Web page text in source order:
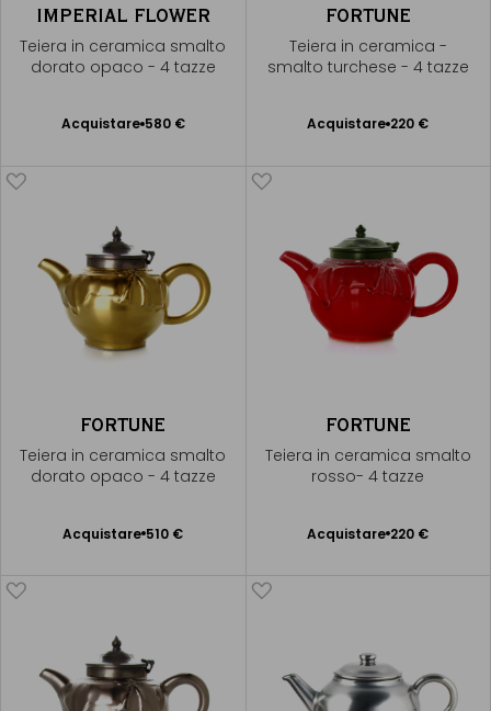
IMPERIAL FLOWER
Teiera in ceramica smalto
dorato opaco - 4 tazze
Acquistare 580 €
Aggiungere
FORTUNE
Teiera in ceramica -
smalto turchese - 4 tazze
Acquistare 220 €
Aggiungere
FORTUNE
Teiera in ceramica smalto
dorato opaco - 4 tazze
Acquistare 510 €
Aggiungere
FORTUNE
Teiera in ceramica smalto
rosso- 4 tazze
Acquistare 220 €
Aggiungere